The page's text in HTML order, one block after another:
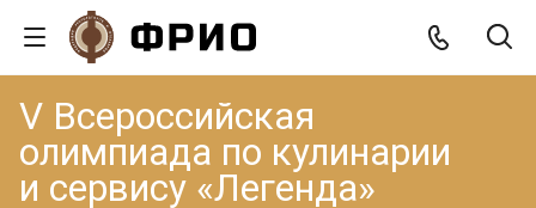
V Всероссийская
олимпиада по кулинарии
и сервису «Легенда»